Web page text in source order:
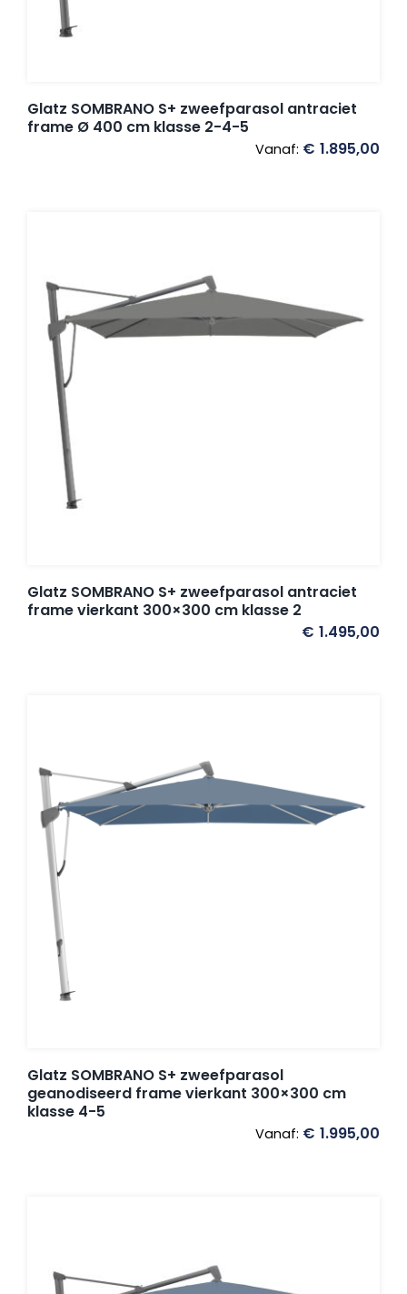
Glatz SOMBRANO S+ zweefparasol antraciet
frame Ø 400 cm klasse 2-4-5
Vanaf: € 1.895,00
Glatz SOMBRANO S+ zweefparasol antraciet
frame vierkant 300×300 cm klasse 2
€ 1.495,00
Glatz SOMBRANO S+ zweefparasol
geanodiseerd frame vierkant 300×300 cm
klasse 4-5
Vanaf: € 1.995,00